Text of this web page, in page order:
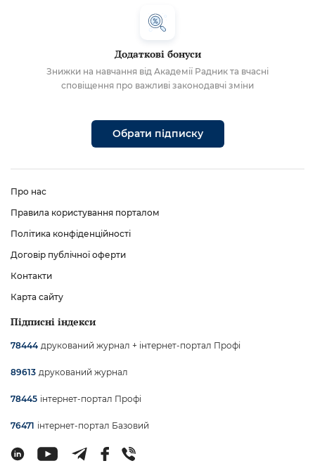
Додаткові бонуси
Знижки на навчання від Академії Радник та вчасні
сповіщення про важливі законодавчі зміни
Обрати підписку
Про нас
Правила користування порталом
Політика конфіденційності
Договір публічної оферти
Контакти
Карта сайту
Підписні індекси
78444 друкований журнал + інтернет-портал Профі
89613 друкований журнал
78445 інтернет-портал Профі
76471 інтернет-портал Базовий